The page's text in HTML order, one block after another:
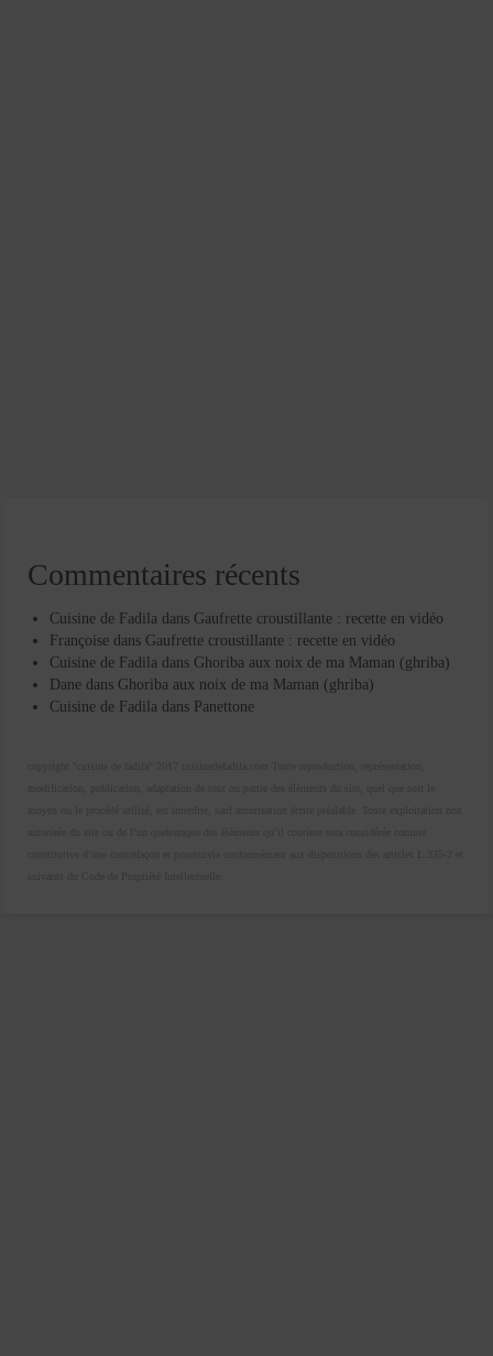
Commentaires récents
Cuisine de Fadila dans Gaufrette croustillante : recette en vidéo
Françoise dans Gaufrette croustillante : recette en vidéo
Cuisine de Fadila dans Ghoriba aux noix de ma Maman (ghriba)
Dane dans Ghoriba aux noix de ma Maman (ghriba)
Cuisine de Fadila dans Panettone